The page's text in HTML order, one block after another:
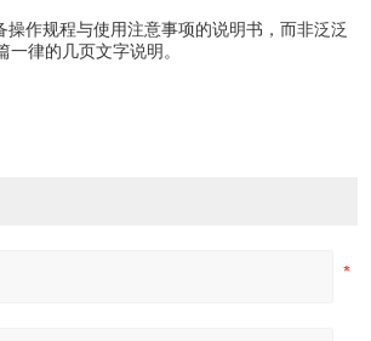
作规程与使用注意事项的说明书，而非泛泛
一律的几页文字说明。